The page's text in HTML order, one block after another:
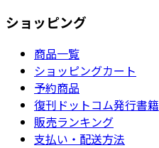
ショッピング
商品一覧
ショッピングカート
予約商品
復刊ドットコム発行書籍
販売ランキング
支払い・配送方法